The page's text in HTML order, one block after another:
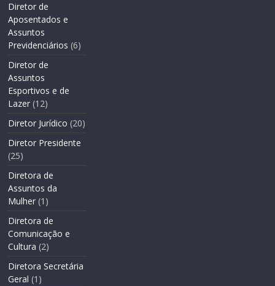
Diretor de
Aposentados e
Assuntos
Previdenciários (6)
Diretor de
Assuntos
Esportivos e de
Lazer (12)
Diretor Jurídico (20)
Diretor Presidente
(25)
Diretora de
Assuntos da
Mulher (1)
Diretora de
Comunicação e
Cultura (2)
Diretora Secretária
Geral (1)